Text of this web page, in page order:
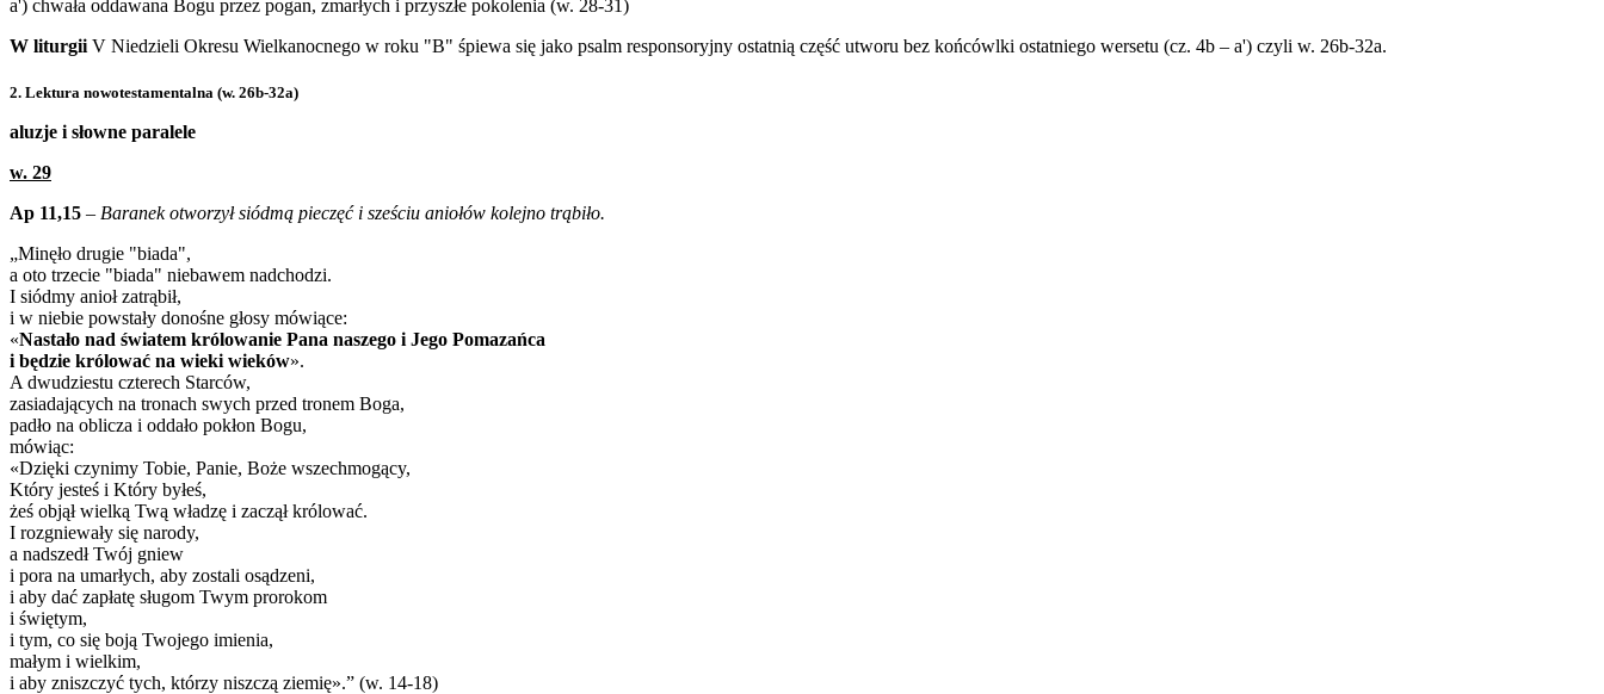
a') chwała oddawana Bogu przez pogan, zmarłych i przyszłe pokolenia (w. 28-31)
W liturgii V Niedzieli Okresu Wielkanocnego w roku "B" śpiewa się jako psalm responsoryjny ostatnią część utworu bez końcówlki ostatniego wersetu (cz. 4b – a') czyli w. 26b-32a.
2. Lektura nowotestamentalna (w. 26b-32a)
aluzje i słowne paralele
w. 29
Ap 11,15 – Baranek otworzył siódmą pieczęć i sześciu aniołów kolejno trąbiło.
„Minęło drugie "biada",
a oto trzecie "biada" niebawem nadchodzi.
I siódmy anioł zatrąbił,
i w niebie powstały donośne głosy mówiące:
«Nastało nad światem królowanie Pana naszego i Jego Pomazańca
i będzie królować na wieki wieków».
A dwudziestu czterech Starców,
zasiadających na tronach swych przed tronem Boga,
padło na oblicza i oddało pokłon Bogu,
mówiąc:
«Dzięki czynimy Tobie, Panie, Boże wszechmogący,
Który jesteś i Który byłeś,
żeś objął wielką Twą władzę i zaczął królować.
I rozgniewały się narody,
a nadszedł Twój gniew
i pora na umarłych, aby zostali osądzeni,
i aby dać zapłatę sługom Twym prorokom
i świętym,
i tym, co się boją Twojego imienia,
małym i wielkim,
i aby zniszczyć tych, którzy niszczą ziemię».” (w. 14-18)